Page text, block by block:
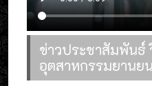
ข่าวประชาสัมพันธ์
อุตสาหกรรมยานย